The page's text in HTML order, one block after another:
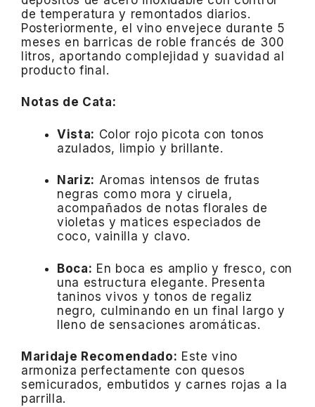
de temperatura y remontados diarios.
Posteriormente, el vino envejece durante 5
meses en barricas de roble francés de 300
litros, aportando complejidad y suavidad al
producto final.
Notas de Cata:
Vista: Color rojo picota con tonos
azulados, limpio y brillante.
Nariz: Aromas intensos de frutas
negras como mora y ciruela,
acompañados de notas florales de
violetas y matices especiados de
coco, vainilla y clavo.
Boca: En boca es amplio y fresco, con
una estructura elegante. Presenta
taninos vivos y tonos de regaliz
negro, culminando en un final largo y
lleno de sensaciones aromáticas.
Maridaje Recomendado: Este vino
armoniza perfectamente con quesos
semicurados, embutidos y carnes rojas a la
parrilla.